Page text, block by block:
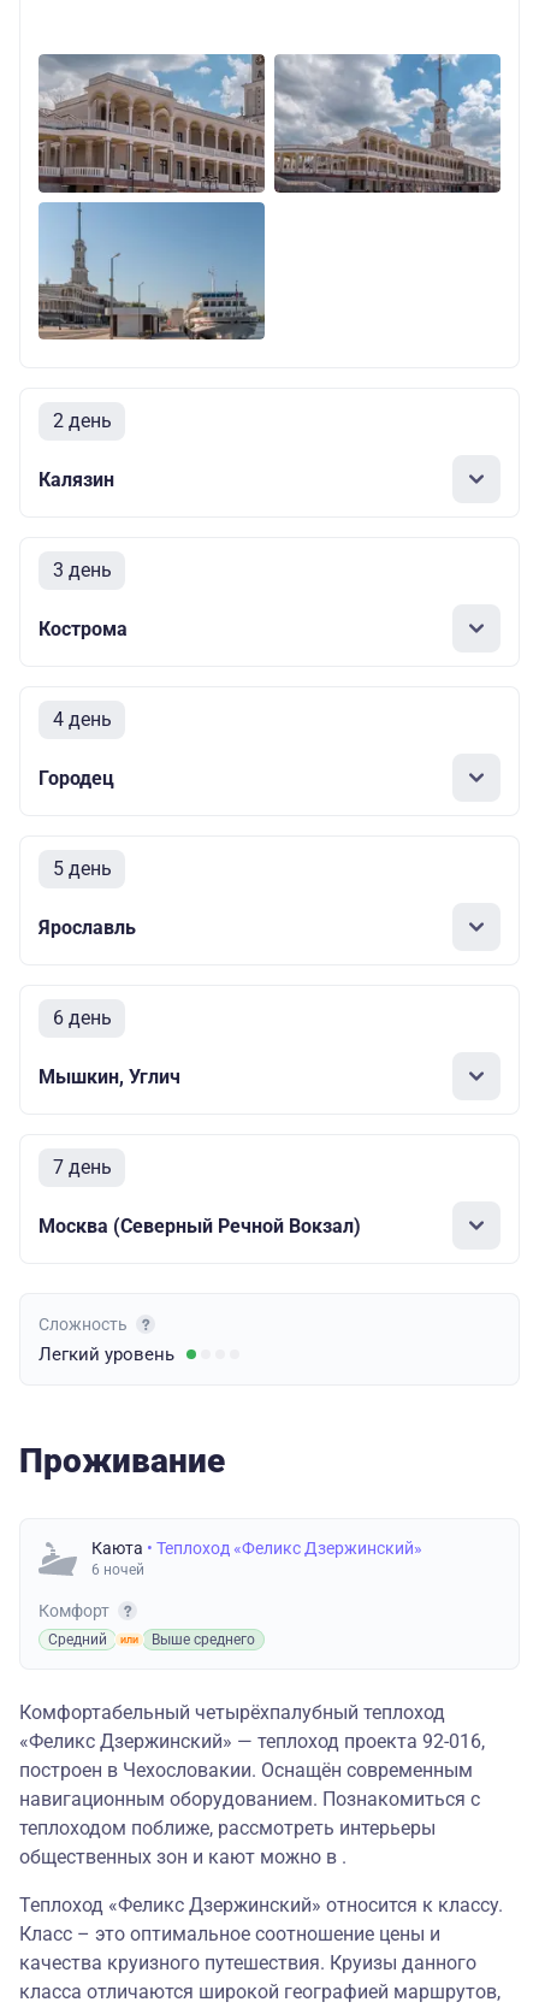
2 день
Калязин
3 день
Кострома
4 день
Городец
5 день
Ярославль
6 день
Мышкин, Углич
7 день
Москва (Северный Речной Вокзал)
Сложность
Легкий уровень
Проживание
Каюта • Теплоход «Феликс Дзержинский»
6 ночей
Комфорт
Средний Выше среднего
Комфортабельный четырёхпалубный теплоход
«Феликс Дзержинский» — теплоход проекта 92-016,
построен в Чехословакии. Оснащён современным
навигационным оборудованием. Познакомиться с
теплоходом поближе, рассмотреть интерьеры
общественных зон и кают можно в .
Теплоход «Феликс Дзержинский» относится к классу.
Класс – это оптимальное соотношение цены и
качества круизного путешествия. Круизы данного
класса отличаются широкой географией маршрутов,